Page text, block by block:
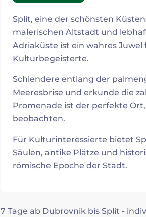
Split, eine der schönsten
malerischen Altstadt und
Adriaküste ist ein wahres
Kulturbegeisterte.
Schlendere entlang der
Meeresbrise und erkunde die
Promenade ist der perfekte
beobachten.
Für Kulturinteressierte bietet
Säulen, antike Plätze und
römische Epoche der Stadt.
7 Tage ab Dubrovnik bis Split -